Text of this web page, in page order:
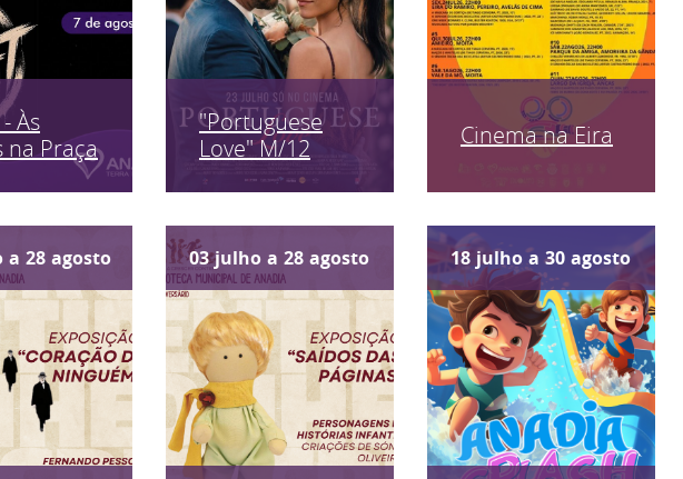
Às
na Praça
"Portuguese
Love" M/12
Cinema na Eira
a 28 agosto 03 julho a 28 agosto 18 julho a 30 agosto